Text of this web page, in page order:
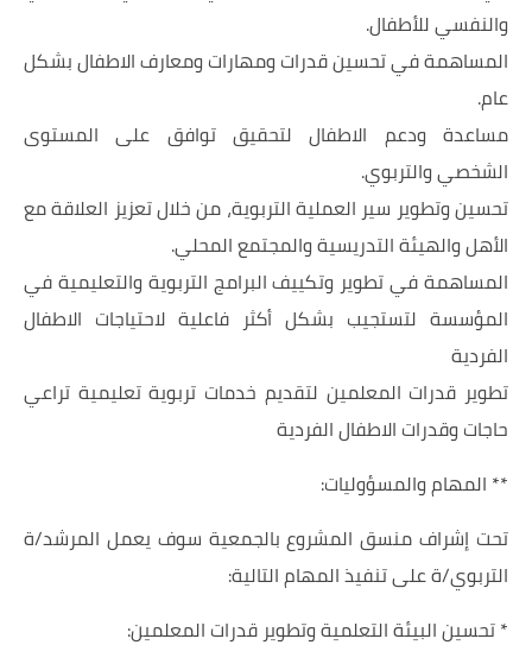
والنفسي للأطفال.
المساهمة في تحسين قدرات ومهارات ومعارف الاطفال بشكل
عام.
مساعدة ودعم الاطفال لتحقيق توافق على المستوى
الشخصي والتربوي.
تحسين وتطوير سير العملية التربوية، من خلال تعزيز العلاقة مع
الأهل والهيئة التدريسية والمجتمع المحلي.
المساهمة في تطوير وتكييف البرامج التربوية والتعليمية في
المؤسسة لتستجيب بشكل أكثر فاعلية لاحتياجات الاطفال
الفردية
تطوير قدرات المعلمين لتقديم خدمات تربوية تعليمية تراعي
حاجات وقدرات الاطفال الفردية
** المهام والمسؤوليات:
تحت إشراف منسق المشروع بالجمعية سوف يعمل المرشد/ة
التربوي/ة على تنفيذ المهام التالية:
* تحسين البيئة التعلمية وتطوير قدرات المعلمين: